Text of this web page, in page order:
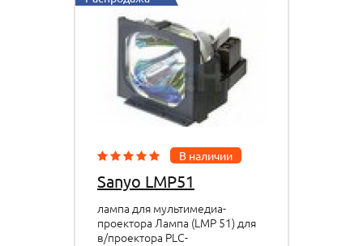
В наличии
Sanyo LMP51
лампа для мультимедиа-
проектора Лампа (LMP 51) для
в/проектора PLC-